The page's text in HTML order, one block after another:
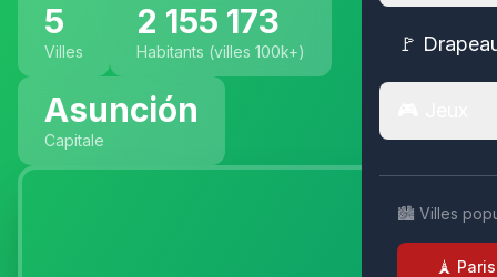
🚩
🏙️ Villes
🗼 Paris
5
Villes
2 155 173
Habitants (villes 100k+)
Asunción
Capitale